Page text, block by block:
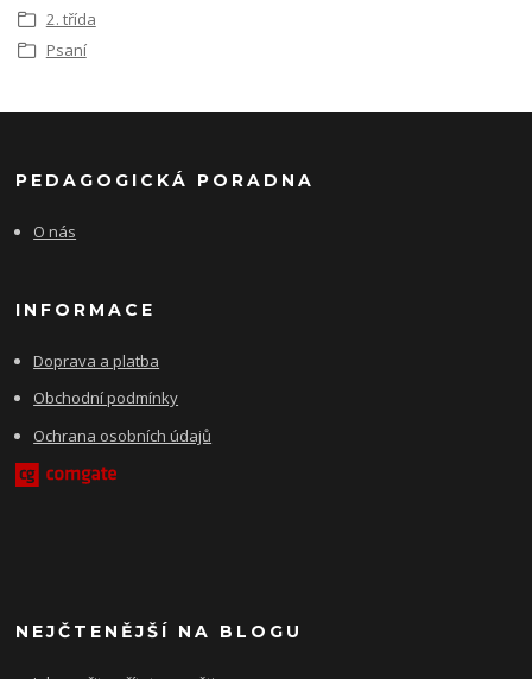
2. třída
Psaní
PEDAGOGICKÁ PORADNA
O nás
INFORMACE
Doprava a platba
Obchodní podmínky
Ochrana osobních údajů
NEJČTENĚJŠÍ NA BLOGU